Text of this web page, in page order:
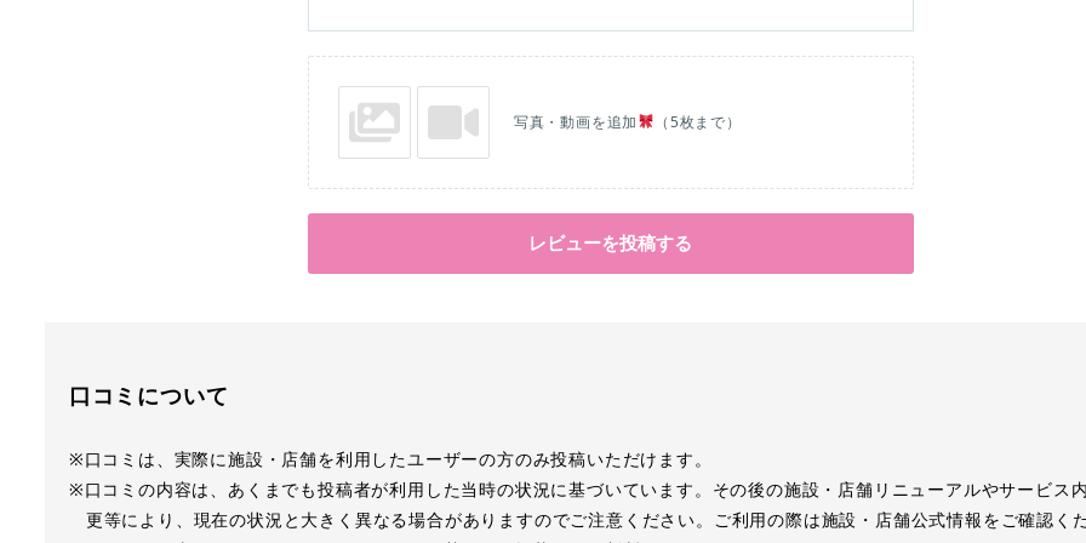
写真・動画を追加 （5枚まで）
レビューを投稿する
口コミについて
※口コミは、実際に施設・店舗を利用したユーザーの方のみ投稿いただけます。
※口コミの内容は、あくまでも投稿者が利用した当時の状況に基づいています。その後の施設・店舗リニューアルやサービス
更等により、現在の状況と大きく異なる場合がありますのでご注意ください。ご利用の際は施設・店舗公式情報をご確認くだ